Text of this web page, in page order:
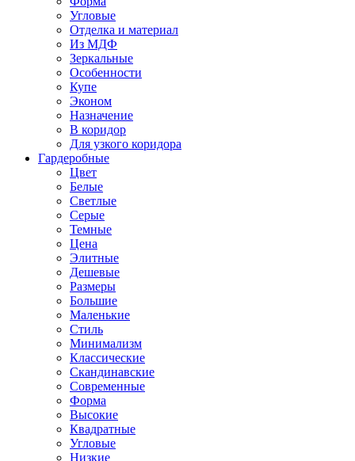
Угловые
Отделка и материал
Из МДФ
Зеркальные
Особенности
Купе
Эконом
Назначение
В коридор
Для узкого коридора
Гардеробные
Цвет
Белые
Светлые
Серые
Темные
Цена
Элитные
Дешевые
Размеры
Большие
Маленькие
Стиль
Минимализм
Классические
Скандинавские
Современные
Форма
Высокие
Квадратные
Угловые
Низкие